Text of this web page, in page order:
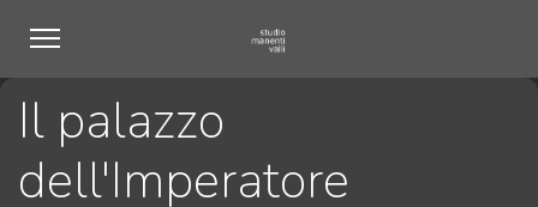
Il palazzo
dell'Imperatore